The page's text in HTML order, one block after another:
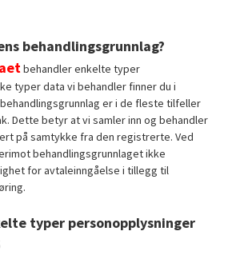
behandlingsgrunnlag?
behandler enkelte typer
typer data vi behandler finner du i
er i de fleste tilfeller
Dette betyr at vi samler inn og behandler
på samtykke fra den registrerte. Ved
behandlingsgrunnlaget ikke
for avtaleinngåelse i tillegg til
typer personopplysninger